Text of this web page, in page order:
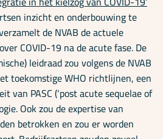
inzicht en onderbouwing te
de NVAB de actuele
COVID-19 na de acute fase. De
leidraad zou volgens de NVAB
toekomstige WHO richtlijnen, een
van PASC (‘post acute sequelae of
Ook zou de expertise van
betrokken en zou er worden